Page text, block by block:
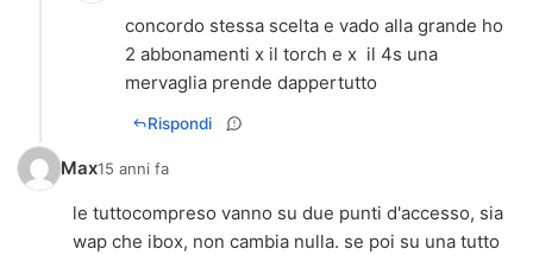
concordo stessa scelta e vado alla grande ho
2 abbonamenti x il torch e x il 4s una
mervaglia prende dappertutto
Rispondi
Max15 anni fa
le tuttocompreso vanno su due punti d'accesso, sia
wap che ibox, non cambia nulla. se poi su una tutto